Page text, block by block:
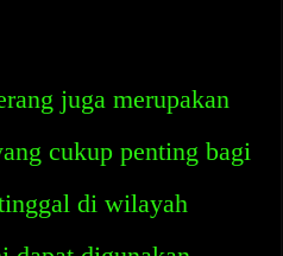
juga merupakan
cukup penting bagi
di wilayah